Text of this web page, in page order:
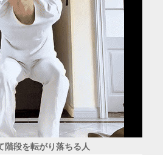
階段を転がり落ちる人